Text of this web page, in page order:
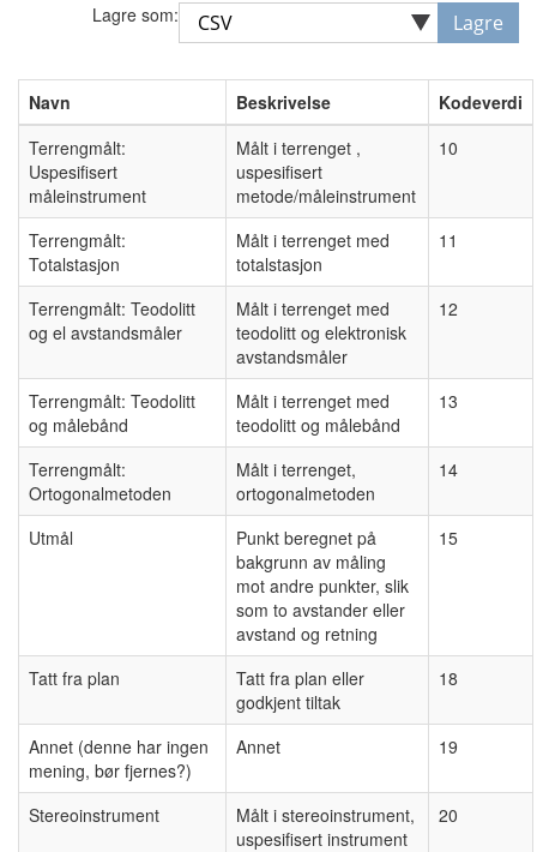
Lagre som: Lagre
Navn Beskrivelse
Kodeverdi
Terrengmålt:
Uspesifisert
måleinstrument
Målt i terrenget ,
uspesifisert
metode/måleinstrument
10
Terrengmålt:
Totalstasjon
Målt i terrenget med
totalstasjon
11
Terrengmålt: Teodolitt
og el avstandsmåler
Målt i terrenget med
teodolitt og elektronisk
avstandsmåler
12
Terrengmålt: Teodolitt
og målebånd
Målt i terrenget med
teodolitt og målebånd
13
Terrengmålt:
Ortogonalmetoden
Målt i terrenget,
ortogonalmetoden
14
Utmål
Punkt beregnet på
bakgrunn av måling
mot andre punkter, slik
som to avstander eller
avstand og retning
15
Tatt fra plan
Tatt fra plan eller
godkjent tiltak
18
Annet (denne har ingen
mening, bør fjernes?)
Annet 19
Stereoinstrument
Målt i stereoinstrument,
uspesifisert instrument
20